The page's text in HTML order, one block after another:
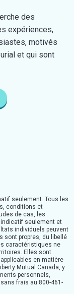
des
expériences,
motivés
et qui sont
seulement. Tous les
conditions et
de cas, les
seulement et
individuels peuvent
sont propres, du libellé
caractéristiques ne
Elles sont
en matière
Mutual Canada, y
personnels,
frais au 800-461-